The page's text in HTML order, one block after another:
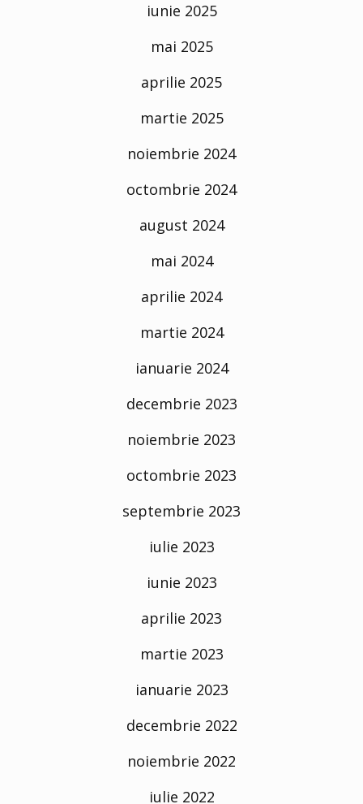
iunie 2025
mai 2025
aprilie 2025
martie 2025
noiembrie 2024
octombrie 2024
august 2024
mai 2024
aprilie 2024
martie 2024
ianuarie 2024
decembrie 2023
noiembrie 2023
octombrie 2023
septembrie 2023
iulie 2023
iunie 2023
aprilie 2023
martie 2023
ianuarie 2023
decembrie 2022
noiembrie 2022
iulie 2022